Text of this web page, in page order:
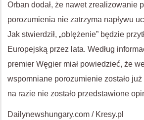
Orban dodał, że nawet zrealizowanie
porozumienia nie zatrzyma napływu
Jak stwierdził, „oblężenie” będzie
Europejską przez lata. Według
premier Węgier miał powiedzieć, że
wspomniane porozumienie zostało
na razie nie zostało przedstawione
Dailynewshungary.com / Kresy.pl